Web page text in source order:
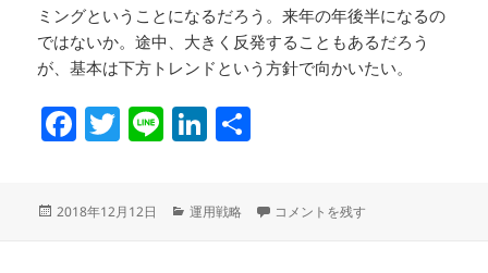
ミングということになるだろう。来年の年後半になるの
ではないか。途中、大きく反発することもあるだろう
が、基本は下方トレンドという方針で向かいたい。
F
c
e
T
itt
er
Li Li
k
e
投
2018年12月12日
カ
運用戦略 来年に向けての相場想定 に
コメントを残す